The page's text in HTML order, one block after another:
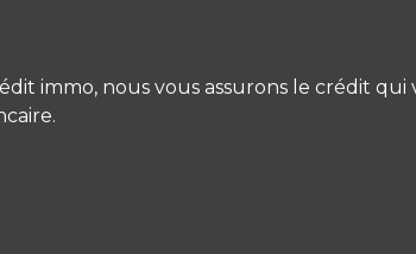
immo, nous vous assurons le crédit